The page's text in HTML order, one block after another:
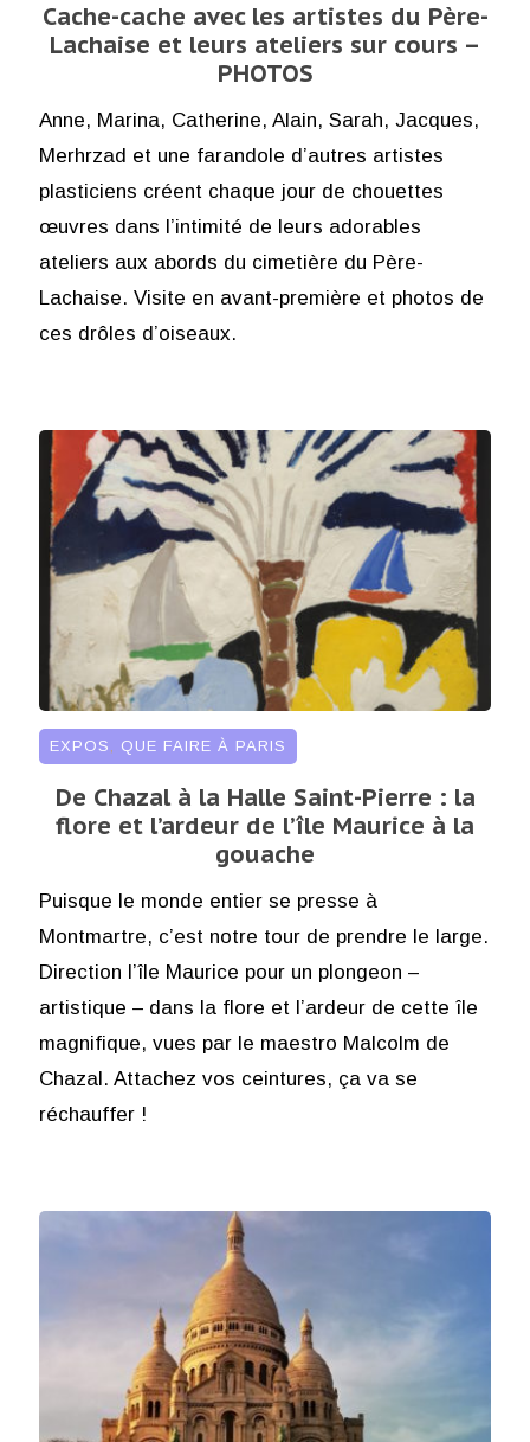
Cache-cache avec les artistes du Père-
Lachaise et leurs ateliers sur cours –
PHOTOS
Anne, Marina, Catherine, Alain, Sarah, Jacques,
Merhrzad et une farandole d’autres artistes
plasticiens créent chaque jour de chouettes
œuvres dans l’intimité de leurs adorables
ateliers aux abords du cimetière du Père-
Lachaise. Visite en avant-première et photos de
ces drôles d’oiseaux.
EXPOS , QUE FAIRE À PARIS
De Chazal à la Halle Saint-Pierre : la
flore et l’ardeur de l’île Maurice à la
gouache
Puisque le monde entier se presse à
Montmartre, c’est notre tour de prendre le large.
Direction l’île Maurice pour un plongeon –
artistique – dans la flore et l’ardeur de cette île
magnifique, vues par le maestro Malcolm de
Chazal. Attachez vos ceintures, ça va se
réchauffer !